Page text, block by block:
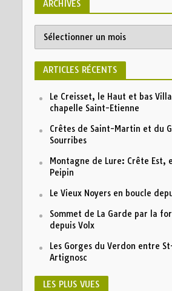
ARCHIVES
ARTICLES RÉCENTS
Le Creisset, le Haut et bas
chapelle Saint-Etienne
Crêtes de Saint-Martin et du
Sourribes
Montagne de Lure: Crête Est,
Peipin
Le Vieux Noyers en boucle
Sommet de La Garde par la
depuis Volx
Les Gorges du Verdon entre
Artignosc
LES PLUS VUES